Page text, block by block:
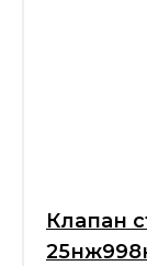
Клапан